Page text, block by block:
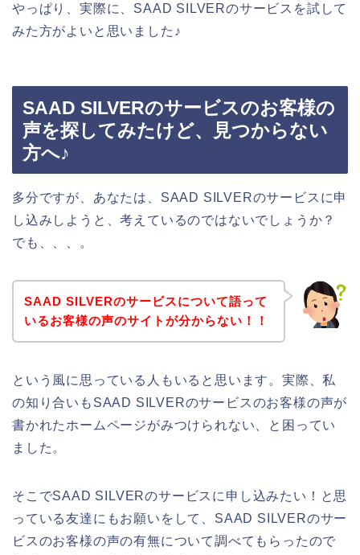
やっぱり、実際に、SAAD SILVERのサービスを試して
みた方がよいと思いました♪
SAAD SILVERのサービスのお客様の
声を探してみたけど、見つからない
方へ♪
多分ですが、あなたは、SAAD SILVERのサービスに申
し込みしようと、考えているのではないでしょうか？
でも、、、。
SAAD SILVERのサービスについて語って
いるお客様の声のサイトが分からない！！
という風に思っている人もいると思います。実際、私
の知り合いもSAAD SILVERのサービスのお客様の声が
書かれたホームページがみつけられない、と困ってい
ました。
そこでSAAD SILVERのサービスに申し込みたい！と思
っている友達にもお願いをして、SAAD SILVERのサー
ビスのお客様の声の有無について調べてもらったので